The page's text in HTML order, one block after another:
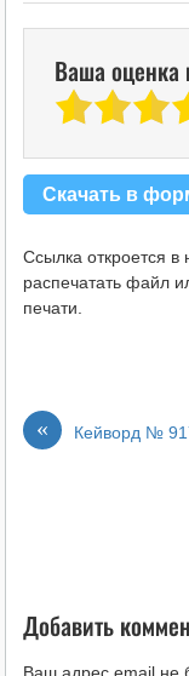
Ваша оценка
Скачать в
Ссылка откроется в
распечатать файл
печати.
« Кейворд №
Добавить